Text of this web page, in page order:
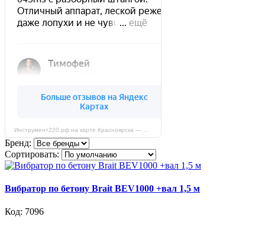
Бренд:
Сортировать:
Вибратор по бетону Brait BEV1000 +вал 1,5 м
Код: 7096